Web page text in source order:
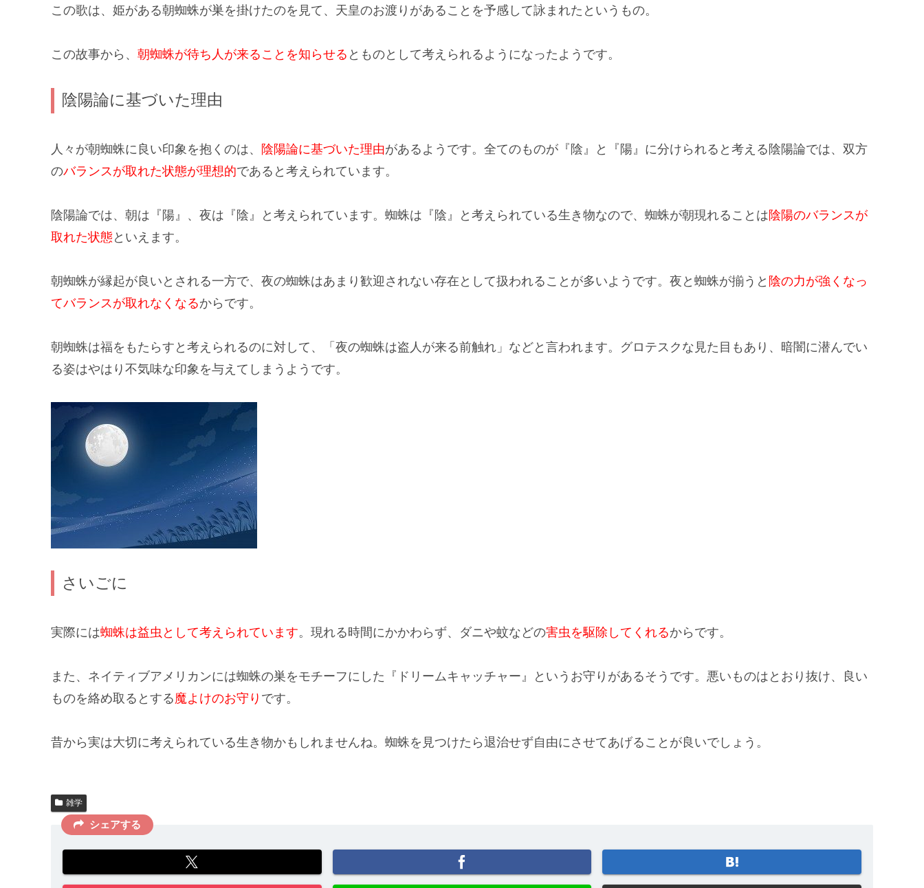
この歌は、姫がある朝蜘蛛が巣を掛けたのを見て、 天皇のお渡りがあることを予感 して詠まれたというもの。
この故事から、 朝蜘蛛が待ち人が来ることを知らせる とものとして考えられるようになったようです。
陰陽論に基づいた理由
人々が朝蜘蛛に良い印象を抱くのは、 陰陽論に基づいた理由があるようです。 全てのものが『陰』と『陽』に分けられる と考える陰陽論では、双方
のバランスが取れた状態が理想的であると考えられています。
陰陽論では、 朝は『陽』、夜は『陰』 と考えられています。蜘蛛は『陰』と考えられている生き物なので、蜘蛛が朝現れることは陰陽のバランスが
取れた状態といえます。
朝蜘蛛が縁起が良いとされる一方で、 夜の蜘蛛はあまり歓迎されない存在 として扱われることが多いようです。夜と蜘蛛が揃うと 陰の力が強くなっ
てバランスが取れなくなるからです。
朝蜘蛛は福をもたらすと考えられるのに対して、 「夜の蜘蛛は盗人が来る前触れ」 などと言われます。グロテスクな見た目もあり、暗闇に潜んでい
る姿はやはり不気味な印象を与えてしまう ようです。
さいごに
実際には蜘蛛は益虫として考えられています。現れる時間にかかわらず、ダニや蚊などの害虫を駆除してくれるからです。
また、ネイティブアメリカンには蜘蛛の巣をモチーフにした 『ドリームキャッチャー』
というお守りがあるそうです。悪いものはとおり抜け、良い
ものを絡め取るとする 魔よけのお守り です。
昔から実は大切に考えられている生き物かもしれませんね。蜘蛛を見つけたら退治せず自由にさせてあげることが良いでしょう。
雑学
シェアする